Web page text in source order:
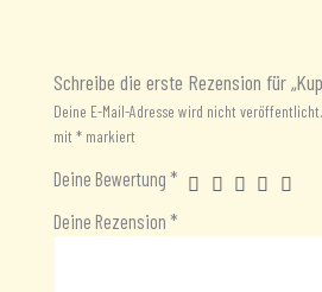
Schreibe die erste Rezension für
Deine E-Mail-Adresse wird nicht veröffentlicht.
mit *markiert
Deine Bewertung *
Deine Rezension *